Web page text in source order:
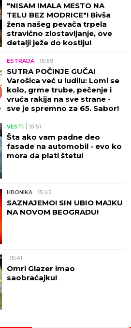
"NISAM IMALA MESTO NA
TELU BEZ MODRICE"! Bivša
žena našeg pevača trpela
stravično zlostavljanje, ove
detalji ježe do kostiju!
ESTRADA 15:59
SUTRA POČINJE GUČA!
Varošica već u ludilu: Lomi se
kolo, grme trube, pečenje i
vruća rakija na sve strane -
sve je spremno za 65. Sabor!
VESTI 15:51
Šta ako vam padne deo
fasade na automobil - evo ko
mora da plati štetu!
HRONIKA 15:45
SAZNAJEMO! SIN UBIO MAJKU
NA NOVOM BEOGRADU!
15:41
Omri Glazer imao
saobraćajku!